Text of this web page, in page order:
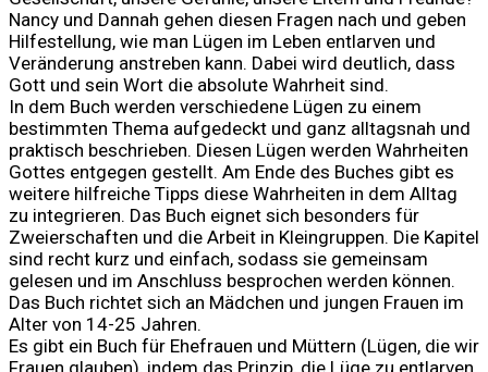
Nancy und Dannah gehen diesen Fragen nach und geben
Hilfestellung, wie man Lügen im Leben entlarven und
Veränderung anstreben kann. Dabei wird deutlich, dass
Gott und sein Wort die absolute Wahrheit sind.
In dem Buch werden verschiedene Lügen zu einem
bestimmten Thema aufgedeckt und ganz alltagsnah und
praktisch beschrieben. Diesen Lügen werden Wahrheiten
Gottes entgegen gestellt. Am Ende des Buches gibt es
weitere hilfreiche Tipps diese Wahrheiten in dem Alltag
zu integrieren. Das Buch eignet sich besonders für
Zweierschaften und die Arbeit in Kleingruppen. Die Kapitel
sind recht kurz und einfach, sodass sie gemeinsam
gelesen und im Anschluss besprochen werden können.
Das Buch richtet sich an Mädchen und jungen Frauen im
Alter von 14-25 Jahren.
Es gibt ein Buch für Ehefrauen und Müttern (Lügen, die wir